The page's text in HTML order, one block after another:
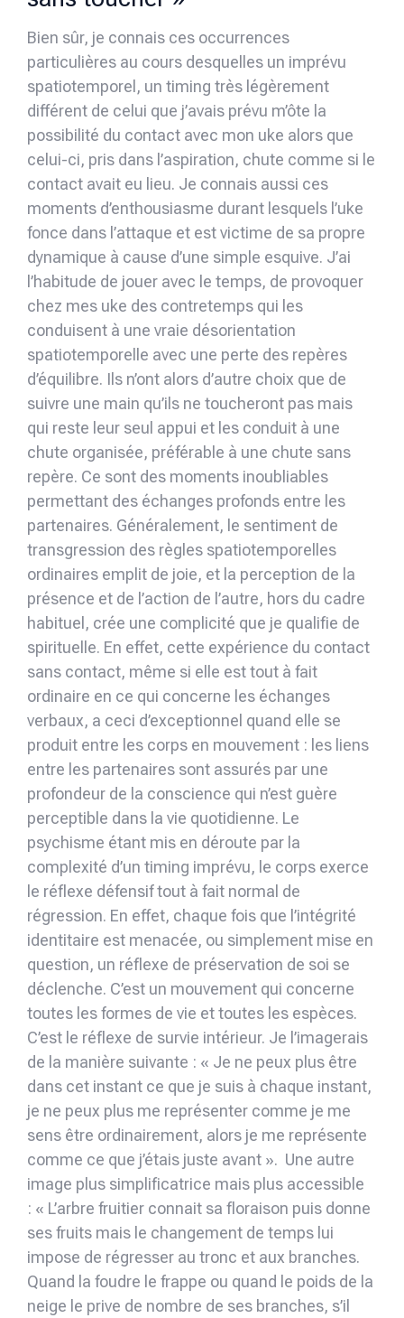
Bien sûr, je connais ces occurrences
particulières au cours desquelles un imprévu
spatiotemporel, un timing très légèrement
différent de celui que j’avais prévu m’ôte la
possibilité du contact avec mon uke alors que
celui-ci, pris dans l’aspiration, chute comme si le
contact avait eu lieu. Je connais aussi ces
moments d’enthousiasme durant lesquels l’uke
fonce dans l’attaque et est victime de sa propre
dynamique à cause d’une simple esquive. J’ai
l’habitude de jouer avec le temps, de provoquer
chez mes uke des contretemps qui les
conduisent à une vraie désorientation
spatiotemporelle avec une perte des repères
d’équilibre. Ils n’ont alors d’autre choix que de
suivre une main qu’ils ne toucheront pas mais
qui reste leur seul appui et les conduit à une
chute organisée, préférable à une chute sans
repère. Ce sont des moments inoubliables
permettant des échanges profonds entre les
partenaires. Généralement, le sentiment de
transgression des règles spatiotemporelles
ordinaires emplit de joie, et la perception de la
présence et de l’action de l’autre, hors du cadre
habituel, crée une complicité que je qualifie de
spirituelle. En effet, cette expérience du contact
sans contact, même si elle est tout à fait
ordinaire en ce qui concerne les échanges
verbaux, a ceci d’exceptionnel quand elle se
produit entre les corps en mouvement : les liens
entre les partenaires sont assurés par une
profondeur de la conscience qui n’est guère
perceptible dans la vie quotidienne. Le
psychisme étant mis en déroute par la
complexité d’un timing imprévu, le corps exerce
le réflexe défensif tout à fait normal de
régression. En effet, chaque fois que l’intégrité
identitaire est menacée, ou simplement mise en
question, un réflexe de préservation de soi se
déclenche. C’est un mouvement qui concerne
toutes les formes de vie et toutes les espèces.
C’est le réflexe de survie intérieur. Je l’imagerais
de la manière suivante : « Je ne peux plus être
dans cet instant ce que je suis à chaque instant,
je ne peux plus me représenter comme je me
sens être ordinairement, alors je me représente
comme ce que j’étais juste avant ». Une autre
image plus simplificatrice mais plus accessible
: « L’arbre fruitier connait sa floraison puis donne
ses fruits mais le changement de temps lui
impose de régresser au tronc et aux branches.
Quand la foudre le frappe ou quand le poids de la
neige le prive de nombre de ses branches, s’il